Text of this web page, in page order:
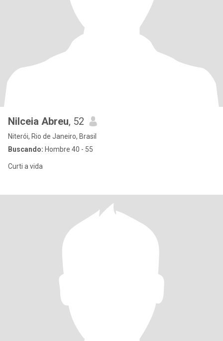
Nilceia Abreu, 52
Niterói, Rio de Janeiro, Brasil
Buscando: Hombre 40 - 55
Curti a vida